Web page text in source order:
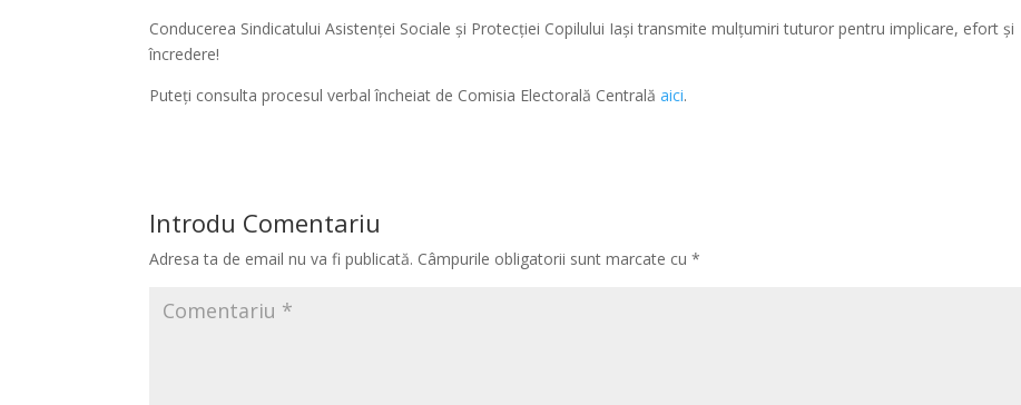
Conducerea Sindicatului Asistenței Sociale și Protecției Copilului Iași transmite mulțumiri tuturor pentru implicare, efort și
încredere!
Puteți consulta procesul verbal încheiat de Comisia Electorală Centralăaici.
Introdu Comentariu
Adresa ta de email nu va fi publicată. Câmpurile obligatorii sunt marcate cu*